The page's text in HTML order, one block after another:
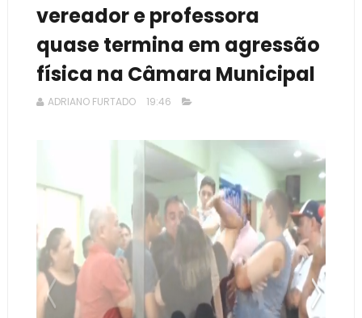
vereador e professora
quase termina em agressão
física na Câmara Municipal
ADRIANO FURTADO 19:46